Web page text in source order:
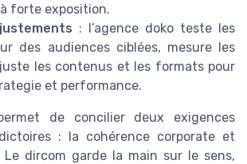
forte exposition.
: l’agence doko teste les
des audiences ciblées, mesure les
les contenus et les formats pour
et performance.
de concilier deux exigences
: la cohérence corporate et
Le dircom garde la main sur le sens,